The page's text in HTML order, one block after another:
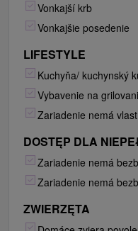
Vonkajší krb
Vonkajšie posedenie
LIFESTYLE
Kuchyňa/ kuchynský
Vybavenie na
Zariadenie nemá
DOSTĘP DLA
Zariadenie nemá
Zariadenie nemá
ZWIERZĘTA